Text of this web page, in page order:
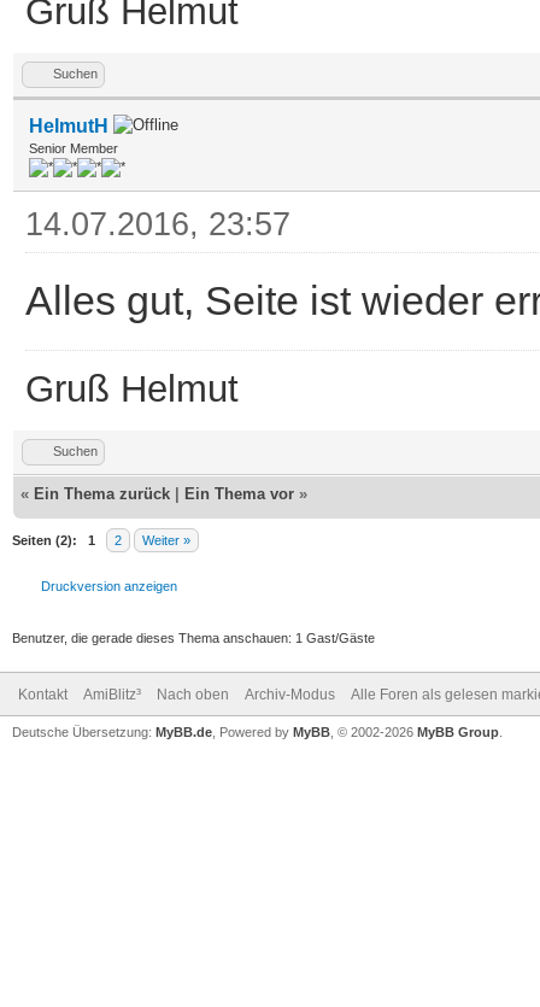
Gruß Helmut
Suchen
HelmutH
Senior Member
14.07.2016, 23:57
Alles gut, Seite ist wieder
Gruß Helmut
Suchen
« Ein Thema zurück Ein Thema vor »
Seiten (2): 1 2 Weiter »
Druckversion anzeigen
Benutzer, die gerade dieses Thema anschauen: 1 Gast/Gäste
Kontakt AmiBlitz³ Nach oben Archiv-Modus Alle Foren als gelesen
Deutsche Übersetzung: MyBB.de , Powered by MyBB , © 2002-2026 MyBB Group